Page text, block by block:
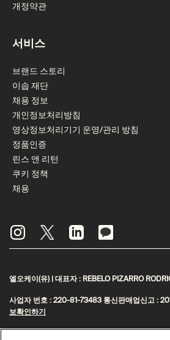
개정약관
서비스
브랜드 스토리
이솝 재단
채용 정보
개인정보처리방침
영상정보처리기기 운영/관리 방침
정품인증
린스 앤 리턴
쿠키 정책
채용
엘오케이(유) | 대표자 : REBELO PIZARRO
사업자 번호 : 220-81-73483 통신판매업신고 :
보확인하기